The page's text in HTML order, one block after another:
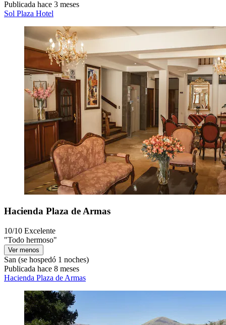
Publicada hace 3 meses
Sol Plaza Hotel
Hacienda Plaza de Armas
10/10 Excelente
"Todo hermoso"
Ver menos
San (se hospedó 1 noches)
Publicada hace 8 meses
Hacienda Plaza de Armas